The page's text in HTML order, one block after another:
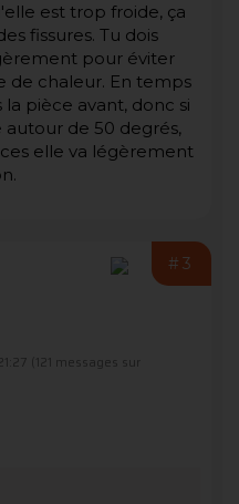
est trop froide, ça
fissures. Tu dois
pour éviter
de chaleur. En temps
pièce avant, donc si
de 50 degrés,
elle va légèrement
#3
(121 messages sur